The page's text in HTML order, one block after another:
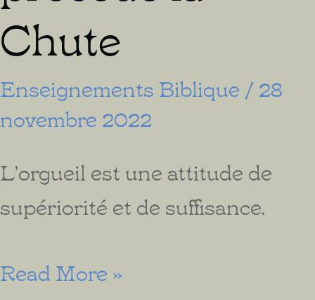
Chute
Enseignements Biblique /28
novembre 2022
L’orgueil est une attitude de
supériorité et de suffisance.
L’Orgueil
Read More »